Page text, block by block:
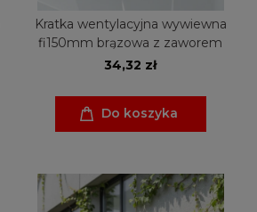
Kratka wentylacyjna wywiewna
fi150mm brązowa z zaworem
34,32 zł
Do koszyka